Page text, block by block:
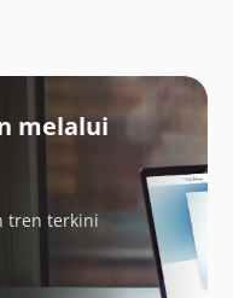
melalui
tren terkini